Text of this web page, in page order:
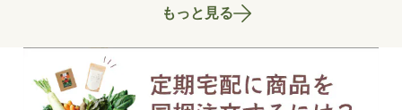
もっと見る